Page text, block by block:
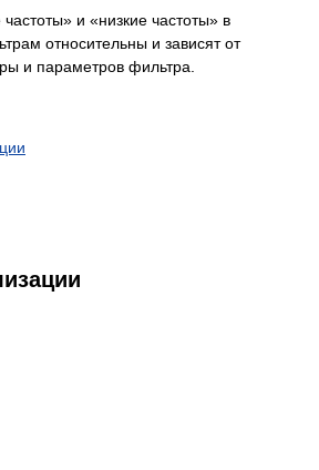
и «низкие частоты» в
относительны и зависят от
и параметров фильтра.